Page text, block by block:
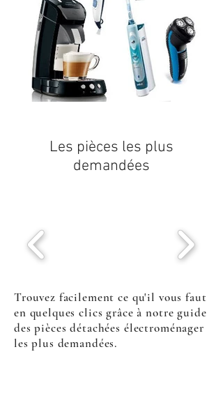
Les pièces les plus
demandées
Trouvez facilement ce qu'il vous faut
en quelques clics grâce à notre guide
des pièces détachées électroménager
les plus demandées.